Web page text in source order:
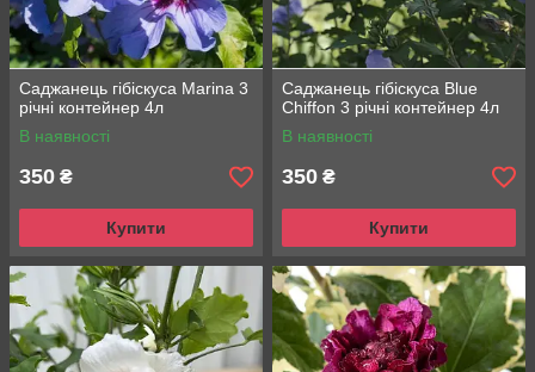
Саджанець гібіскуса Marina 3
річні контейнер 4л
В наявності
350 ₴
Купити
Саджанець гібіскуса Blue
Chiffon 3 річні контейнер 4л
В наявності
350 ₴
Купити